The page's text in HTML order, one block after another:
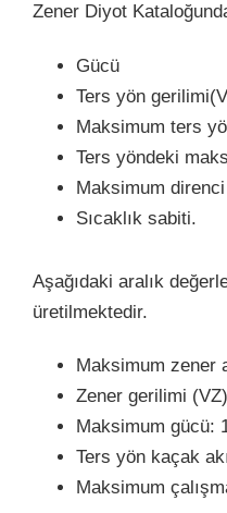
Zener Diyot
Gücü
Ters yön gerilimi(V
Maksimum ters
Ters yöndeki
Maksimum direnci
Sıcaklık sabiti.
Aşağıdaki aralık
üretilmektedir.
Maksimum zener
Zener gerilimi
Maksimum gücü:
Ters yön kaçak
Maksimum